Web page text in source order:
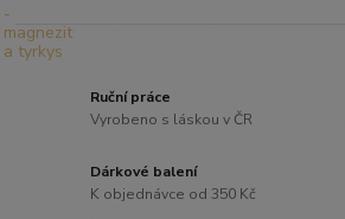
Ruční práce
Vyrobeno s láskou v ČR
Dárkové balení
K objednávce od 350 Kč